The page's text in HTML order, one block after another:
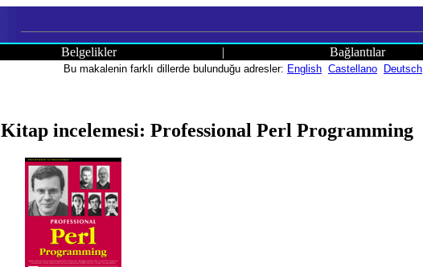
Belgelikler | Bağlantılar
Bu makalenin farklı dillerde bulunduğu adresler: English Castellano Deutsch
Kitap incelemesi: Professional Perl Programming